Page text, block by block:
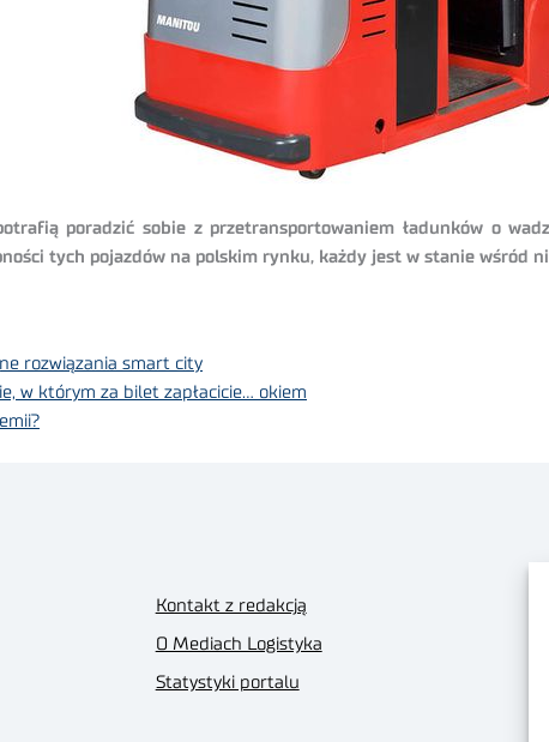
poradzić sobie z przetransportowaniem ładunków o
tych pojazdów na polskim rynku, każdy jest w stanie wśród
rozwiązania smart city
w którym za bilet zapłacicie… okiem
Kontakt z redakcją
O Mediach Logistyka
Statystyki portalu